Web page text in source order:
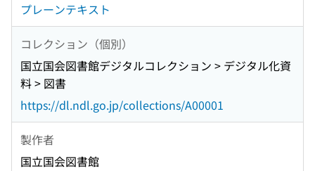
プレーンテキスト
コレクション（個別）
国立国会図書館デジタルコレクション > デジタル化資
料 > 図書
https://dl.ndl.go.jp/collections/A00001
製作者
国立国会図書館